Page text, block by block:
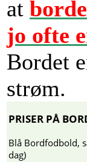
at
jo ofte
Bordet
strøm.
PRISER PÅ
Blå Bordfodbold,
dag)